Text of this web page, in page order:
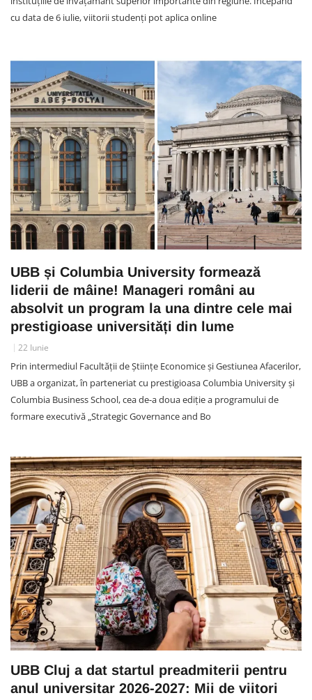
cu data de 6 iulie, viitorii studenți pot aplica online
UBB și Columbia University formează
liderii de mâine! Manageri români au
absolvit un program la una dintre cele mai
prestigioase universități din lume
22 Iunie
Prin intermediul Facultății de Științe Economice și Gestiunea Afacerilor,
UBB a organizat, în parteneriat cu prestigioasa Columbia University și
Columbia Business School, cea de-a doua ediție a programului de
formare executivă „Strategic Governance and Bo
UBB Cluj a dat startul preadmiterii pentru
anul universitar 2026-2027: Mii de viitori